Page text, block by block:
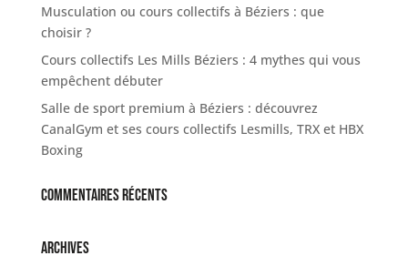
Musculation ou cours collectifs à Béziers : que
choisir ?
Cours collectifs Les Mills Béziers : 4 mythes qui vous
empêchent débuter
Salle de sport premium à Béziers : découvrez
CanalGym et ses cours collectifs Lesmills, TRX et HBX
Boxing
Commentaires récents
Archives